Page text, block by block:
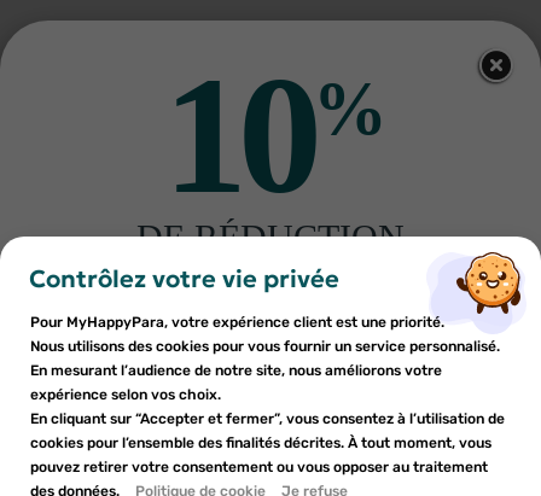
Autres produits pour vous
PILEJE
Pileje Melioran Imedia 4 sticks
de 5ml
7€89 6€31
-30%
NAALI
Naali Gummies Anti-Stress au
safran sans sucre x42
19€33
Ajouter à ma liste d'envies ×
add_circle_outline
Créer une nouvelle liste
×
Nom de la liste d'envies
Annuler
Créer une liste d'envies
×
Vous devez être connecté pour ajouter des produits à votre
liste d'envies.
Annuler
Connexion
Contrôlez votre vie privée
Pour MyHappyPara, votre expérience client est une priorité.
Nous utilisons des cookies pour vous fournir un service personnalisé.
En mesurant l’audience de notre site, nous améliorons votre
expérience selon vos choix.
En cliquant sur “Accepter et fermer”, vous consentez à l’utilisation de
cookies pour l’ensemble des finalités décrites. À tout moment, vous
pouvez retirer votre consentement ou vous opposer au traitement
des données.
Politique de cookie Je refuse
10%
DE RÉDUCTION
sur votre première commande
Inscrivez-vous à notre newsletter et profitez
d'une réduction sur votre première commande*
En soumettant ce formulaire, j'accepte que les